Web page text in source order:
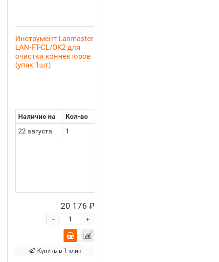
Инструмент Lanmaster
LAN-FT-CL/OK2 для
очистки коннекторов
(упак:1шт)
Наличие на
Кол-во
22 августа
1
20 176 ₽
+
-
Купить в 1 клик